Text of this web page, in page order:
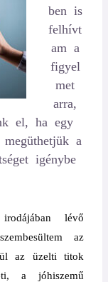
ben is
felhívt
am a
figyel
met
arra,
el, ha egy
a
igénybe
lévő
az
az üzelti titok
a jóhiszemű